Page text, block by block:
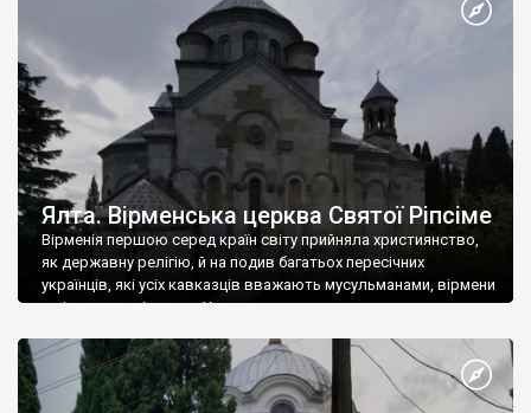
А потім було Хрещення Русі. На честь Херсонесу Таврійського
Ялта. Вірменська церква Святої Ріпсіме
Вірменія першою серед країн світу прийняла християнство,
як державну релігію, й на подив багатьох пересічних
українців, які усіх кавказців вважають мусульманами, вірмени
є відданими вірянами Христа